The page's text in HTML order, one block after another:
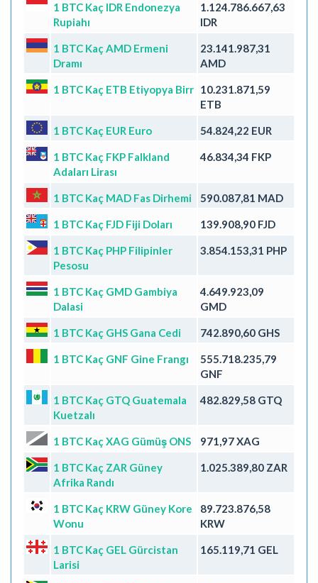
1 BTC Kaç IDR Endonezya
Rupiahı
1.124.786.667,63
IDR
1 BTC Kaç AMD Ermeni
Dramı
23.141.987,31
AMD
1 BTC Kaç ETB Etiyopya Birr 10.231.871,59
ETB
1 BTC Kaç EUR Euro 54.824,22 EUR
1 BTC Kaç FKP Falkland
Adaları Lirası
46.834,34 FKP
1 BTC Kaç MAD Fas Dirhemi 590.087,81 MAD
1 BTC Kaç FJD Fiji Doları 139.908,90 FJD
1 BTC Kaç PHP Filipinler
Pesosu
3.854.153,31 PHP
1 BTC Kaç GMD Gambiya
Dalasi
4.649.923,09
GMD
1 BTC Kaç GHS Gana Cedi 742.890,60 GHS
1 BTC Kaç GNF Gine Frangı
555.718.235,79
GNF
1 BTC Kaç GTQ Guatemala
Kuetzalı
482.829,58 GTQ
1 BTC Kaç XAG Gümüş ONS 971,97 XAG
1 BTC Kaç ZAR Güney
Afrika Randı
1.025.389,80 ZAR
1 BTC Kaç KRW Güney Kore
Wonu
89.723.876,58
KRW
1 BTC Kaç GEL Gürcistan
Larisi
165.119,71 GEL